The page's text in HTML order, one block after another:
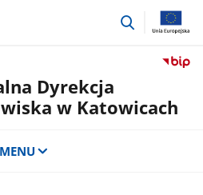
przejdź
Dyrekcja
w Katowicach
MENU